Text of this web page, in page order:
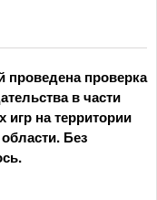
проведена проверка
в части
игр на территории
Без